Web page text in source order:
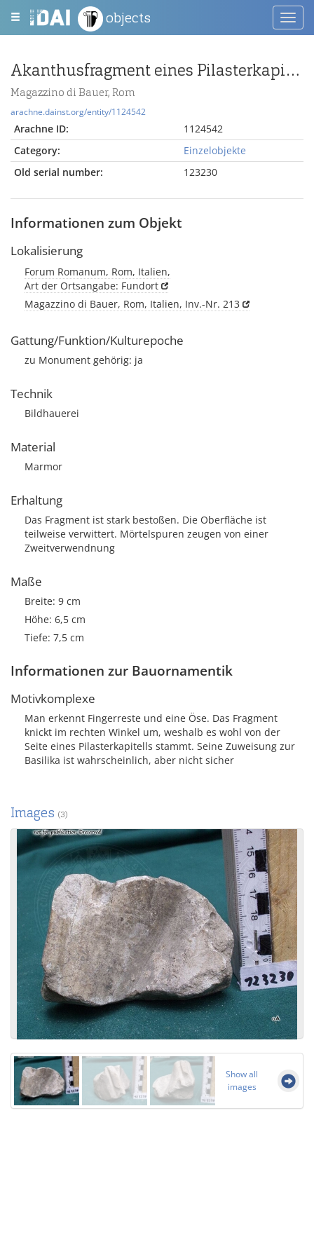
objects
Akanthusfragment eines Pilasterkapitells
Magazzino di Bauer, Rom
arachne.dainst.org/entity/1124542
Arachne ID:
1124542
Category:
Einzelobjekte
Old serial number:
123230
Informationen zum Objekt
Lokalisierung
Forum Romanum, Rom, Italien,
Art der Ortsangabe: Fundort
Magazzino di Bauer, Rom, Italien, Inv.-Nr. 213
Gattung/Funktion/Kulturepoche
zu Monument gehörig: ja
Technik
Bildhauerei
Material
Marmor
Erhaltung
Das Fragment ist stark bestoßen. Die Oberfläche ist
teilweise verwittert. Mörtelspuren zeugen von einer
Zweitverwendnung
Maße
Breite: 9 cm
Höhe: 6,5 cm
Tiefe: 7,5 cm
Informationen zur Bauornamentik
Motivkomplexe
Man erkennt Fingerreste und eine Öse. Das Fragment
knickt im rechten Winkel um, weshalb es wohl von der
Seite eines Pilasterkapitells stammt. Seine Zuweisung zur
Basilika ist wahrscheinlich, aber nicht sicher
Images (3)
Show all
images